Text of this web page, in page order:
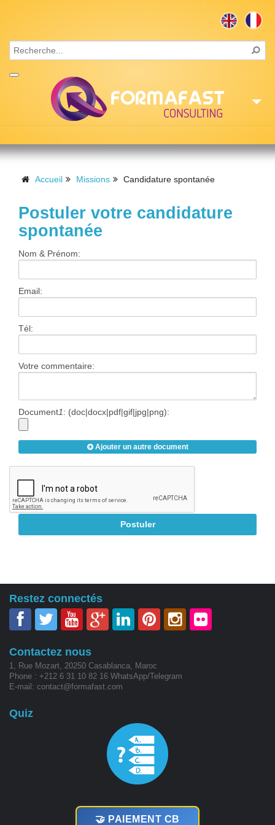
Recrutement
Contact
Accueil Missions Candidature spontanée
Postuler votre candidature
spontanée
Nom & Prénom:
Email:
Tél:
Votre commentaire:
Document1: (doc|docx|pdf|gif|jpg|png):
Ajouter un autre document
Restez connectés
Contactez nous
1, Rue Mozart, 20250 Casablanca, Maroc
Phone : +212 6 31 10 82 16 WhatsApp/Telegram
E-mail: contact@formafast.com
Quiz
🤝 PAIEMENT CB